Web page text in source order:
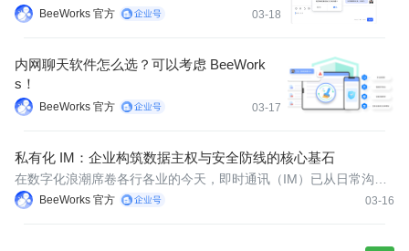
BeeWorks 官方 03-18
内网聊天软件怎么选？可以考虑 BeeWork
s！
BeeWorks 官方 03-17
私有化 IM：企业构筑数据主权与安全防线的核心基石
BeeWorks 官方 03-16
在数字化浪潮席卷各行各业的今天，即时通讯（IM）已从日常沟通
工具升级为企业运转的“数字神经系统”。然而，随着数据安全法规日